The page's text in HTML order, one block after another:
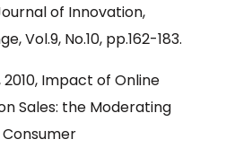
of Innovation,
Vol.9, No.10, pp.162-183.
2010, Impact of Online
Sales: the Moderating